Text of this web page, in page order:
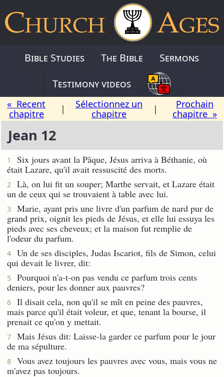
Bible Studies The Bible
Sermons
Testimony videos
« Recent
chapitre
|
Sélectionnez un
chapitre
|
Prochain
chapitre »
Jean 12
1
Six jours avant la Pâque, Jésus arriva à Béthanie, où
était Lazare, qu'il avait ressuscité des morts.
2
Là, on lui fit un souper; Marthe servait, et Lazare était
un de ceux qui se trouvaient à table avec lui.
3
Marie, ayant pris une livre d'un parfum de nard pur de
grand prix, oignit les pieds de Jésus, et elle lui essuya les
pieds avec ses cheveux; et la maison fut remplie de
l'odeur du parfum.
4
Un de ses disciples, Judas Iscariot, fils de Simon, celui
qui devait le livrer, dit:
5
Pourquoi n'a-t-on pas vendu ce parfum trois cents
deniers, pour les donner aux pauvres?
6
Il disait cela, non qu'il se mît en peine des pauvres,
mais parce qu'il était voleur, et que, tenant la bourse, il
prenait ce qu'on y mettait.
7
Mais Jésus dit: Laisse-la garder ce parfum pour le jour
de ma sépulture.
8
Vous avez toujours les pauvres avec vous, mais vous ne
m'avez pas toujours.